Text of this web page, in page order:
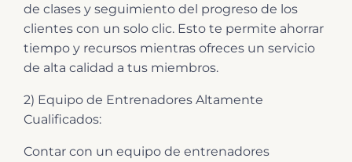
de clases y seguimiento del progreso de los
clientes con un solo clic. Esto te permite ahorrar
tiempo y recursos mientras ofreces un servicio
de alta calidad a tus miembros.
2) Equipo de Entrenadores Altamente
Cualificados:
Contar con un equipo de entrenadores